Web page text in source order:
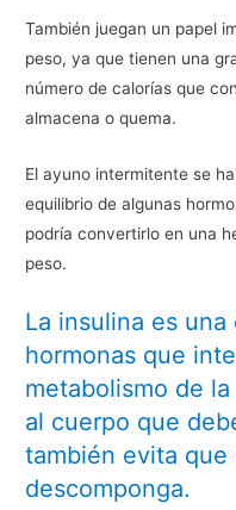
También juegan un papel
peso, ya que tienen una
número de calorías que
almacena o quema.
El ayuno intermitente se
equilibrio de algunas
podría convertirlo en una
peso.
La insulina es
hormonas que
metabolismo de
al cuerpo que
también evita que
descomponga.